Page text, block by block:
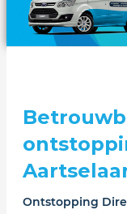
Ontstopping